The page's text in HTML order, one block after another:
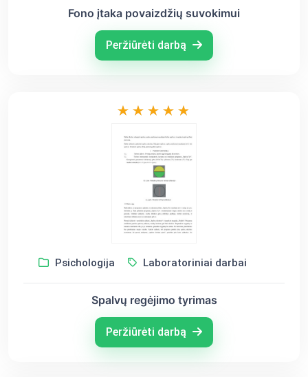
Fono įtaka povaizdžių suvokimui
Peržiūrėti darbą
Psichologija Laboratoriniai darbai
Spalvų regėjimo tyrimas
Peržiūrėti darbą